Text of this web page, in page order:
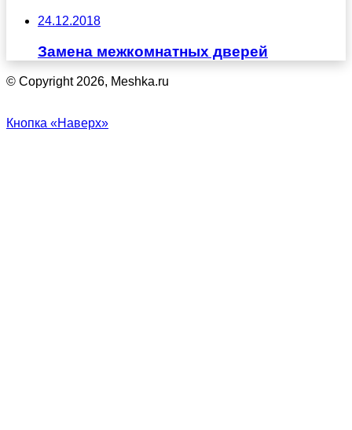
24.12.2018
Замена межкомнатных дверей
© Copyright 2026, Meshka.ru
Кнопка «Наверх»